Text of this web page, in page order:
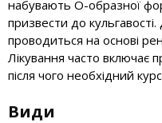
набувають О-образної
призвести до
проводиться на основі
Лікування часто включає
після чого необхідний курс
Види